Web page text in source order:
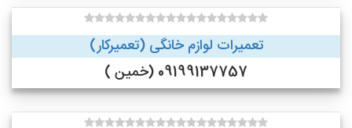
تعمیرات لوازم خانگی (تعمیرکار)
09199137757 (خمین )